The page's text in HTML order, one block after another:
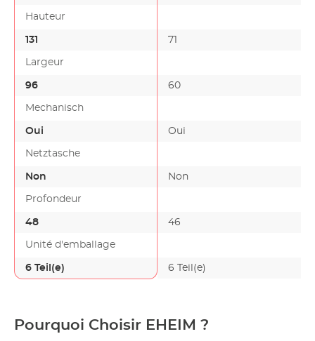
Hauteur
131 71
Largeur
96 60
Mechanisch
Oui Oui
Netztasche
Non Non
Profondeur
48 46
Unité d'emballage
6 Teil(e) 6 Teil(e)
Pourquoi Choisir EHEIM ?